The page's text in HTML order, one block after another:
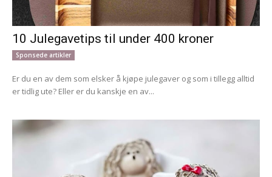
10 Julegavetips til under 400 kroner
Sponsede artikler
Er du en av dem som elsker å kjøpe julegaver og som i tillegg alltid
er tidlig ute? Eller er du kanskje en av...